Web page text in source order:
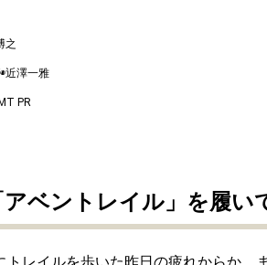
之
近澤一雅
PR
アベントレイル」を履い